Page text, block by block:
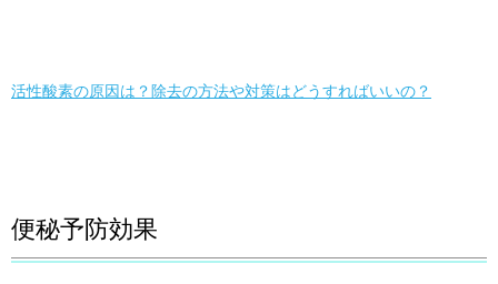
活性酸素の原因は？除去の方法や対策はどうすればいいの？
便秘予防効果